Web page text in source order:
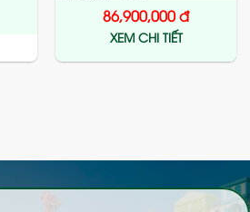
86,900,000đ
XEM CHI TIẾT